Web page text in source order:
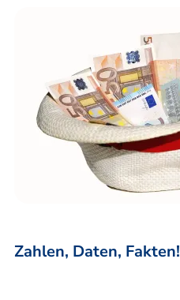
Zahlen, Daten, Fakten!